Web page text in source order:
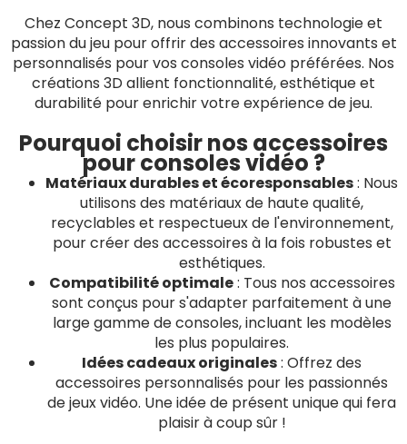
Chez Concept 3D, nous combinons technologie et
passion du jeu pour offrir des accessoires innovants et
personnalisés pour vos consoles vidéo préférées. Nos
créations 3D allient fonctionnalité, esthétique et
durabilité pour enrichir votre expérience de jeu.
Pourquoi choisir nos accessoires
pour consoles vidéo ?
Matériaux durables et écoresponsables: Nous
utilisons des matériaux de haute qualité,
recyclables et respectueux de l'environnement,
pour créer des accessoires à la fois robustes et
esthétiques.
Compatibilité optimale: Tous nos accessoires
sont conçus pour s'adapter parfaitement à une
large gamme de consoles, incluant les modèles
les plus populaires.
Idées cadeaux originales: Offrez des
accessoires personnalisés pour les passionnés
de jeux vidéo. Une idée de présent unique qui fera
plaisir à coup sûr !